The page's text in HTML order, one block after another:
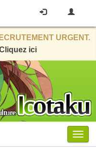
URGENT.
ici
Menu